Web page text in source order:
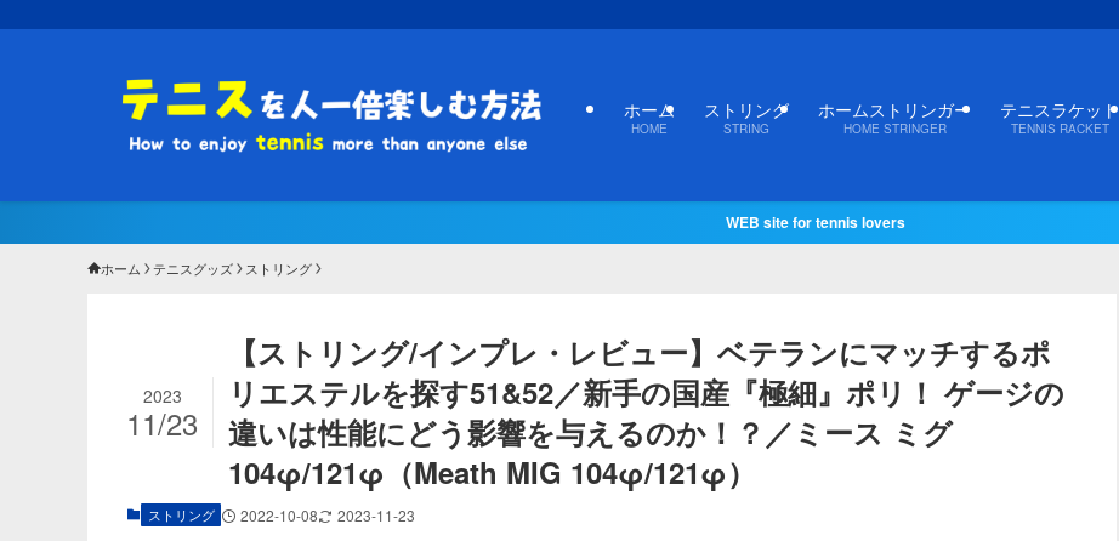
ホーム
HOME
ストリング
STRING
ホームストリンガー
HOME STRINGER
テニスラケット
TENNIS RACKET
WEB site for tennis lovers
ホーム テニスグッズ ストリング
【ストリング/インプレ・レビュー】ベテランにマッチするポ
リエステルを探す51&52／新手の国産『極細』ポリ！ ゲージの
違いは性能にどう影響を与えるのか！？／ミース ミグ
104φ/121φ（Meath MIG 104φ/121φ）
2023
11/23
ストリング 2022-10-08 2023-11-23